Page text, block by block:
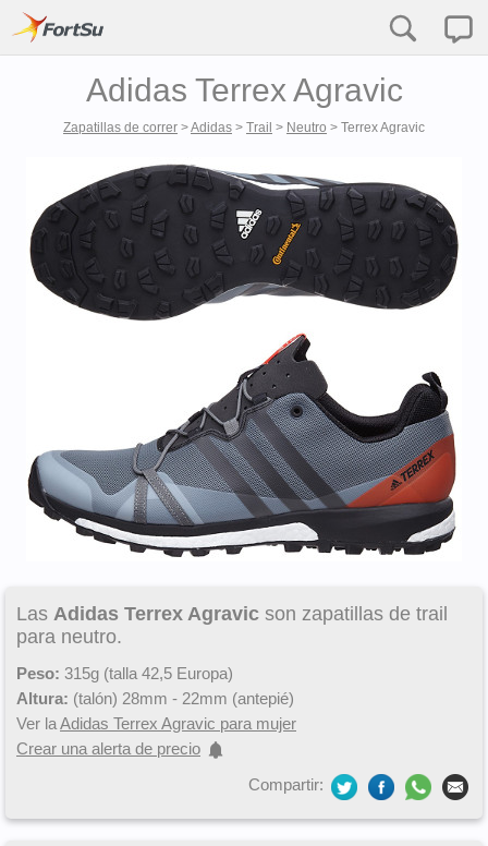
Adidas Terrex Agravic
Zapatillas de correr >Adidas > Trail > Neutro > Terrex Agravic
Las Adidas Terrex Agravic son zapatillas de trail
para neutro.
Peso: 315g (talla 42,5 Europa)
Altura: (talón) 28mm - 22mm (antepié)
Ver laAdidas Terrex Agravic para mujer
Crear una alerta de precio
Compartir: